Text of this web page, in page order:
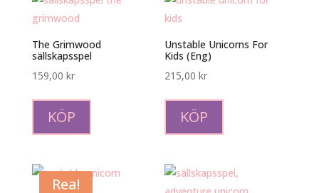
The Grimwood
sällskapsspel
159,00 kr
KÖP
Unstable Unicorns For
Kids (Eng)
215,00kr
KÖP
Rea!